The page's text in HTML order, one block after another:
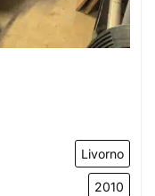
Livorno
2010